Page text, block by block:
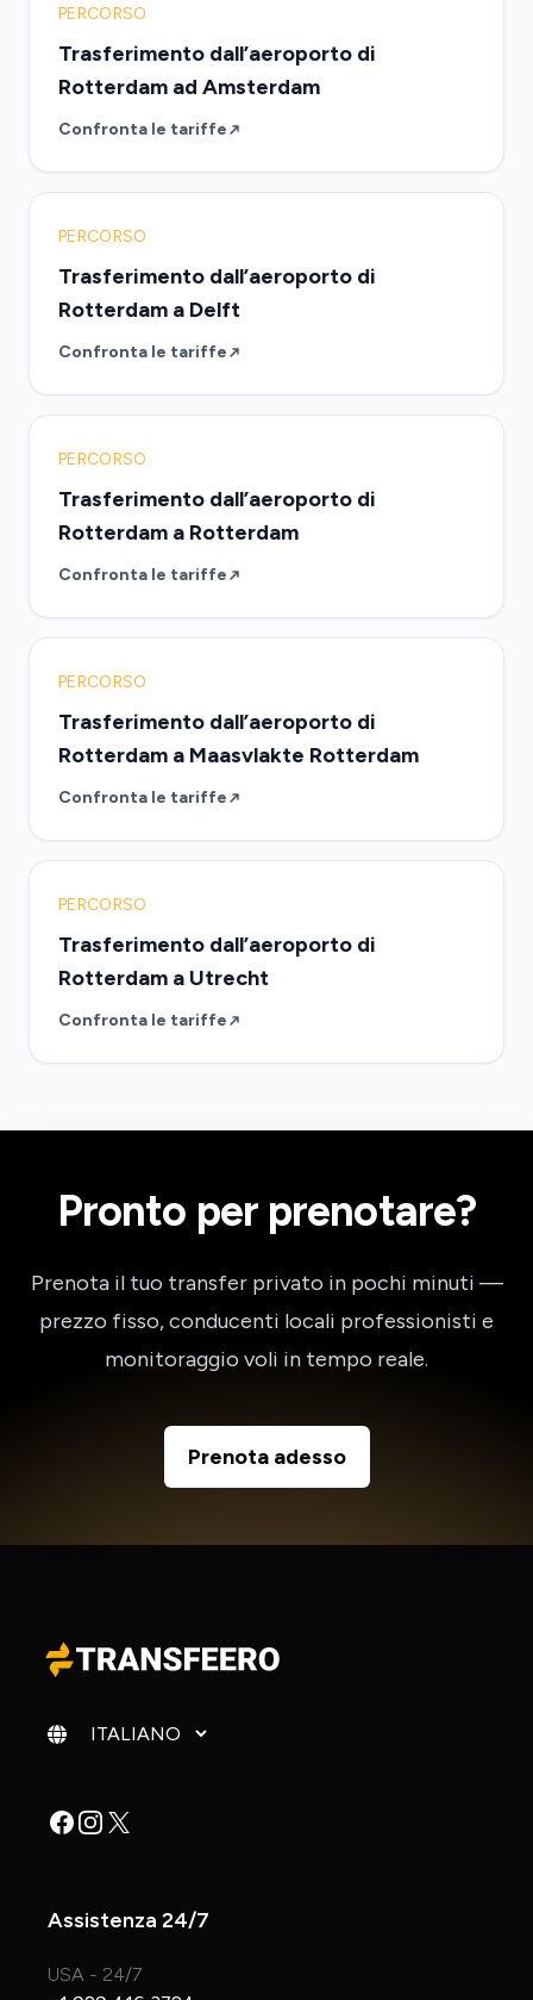
PERCORSO
Trasferimento dall’aeroporto di
Rotterdam ad Amsterdam
Confronta le tariffe
PERCORSO
Trasferimento dall’aeroporto di
Rotterdam a Delft
Confronta le tariffe
PERCORSO
Trasferimento dall’aeroporto di
Rotterdam a Rotterdam
Confronta le tariffe
PERCORSO
Trasferimento dall’aeroporto di
Rotterdam a Maasvlakte Rotterdam
Confronta le tariffe
PERCORSO
Trasferimento dall’aeroporto di
Rotterdam a Utrecht
Confronta le tariffe
Pronto per prenotare?
Prenota il tuo transfer privato in pochi minuti —
prezzo fisso, conducenti locali professionisti e
monitoraggio voli in tempo reale.
Prenota adesso
Cambia lingua
Facebook
Instagram
X
Assistenza 24/7
USA - 24/7